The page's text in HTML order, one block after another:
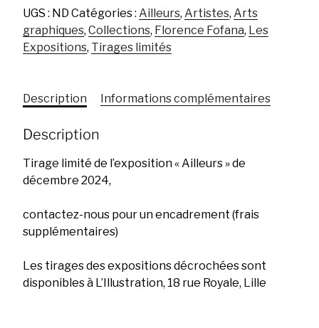
Moby
Dick
UGS : ND Catégories : Ailleurs, Artistes, Arts
graphiques, Collections, Florence Fofana, Les
Expositions, Tirages limités
Description Informations complémentaires
Description
Tirage limité de l’exposition « Ailleurs » de
décembre 2024,
contactez-nous pour un encadrement (frais
supplémentaires)
Les tirages des expositions décrochées sont
disponibles à L’Illustration, 18 rue Royale, Lille